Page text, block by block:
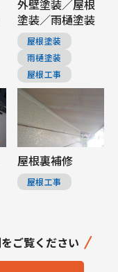
外壁塗装／屋根
塗装／雨樋塗装
屋根塗装
雨樋塗装
屋根工事
屋根裏補修
屋根工事
ご覧ください